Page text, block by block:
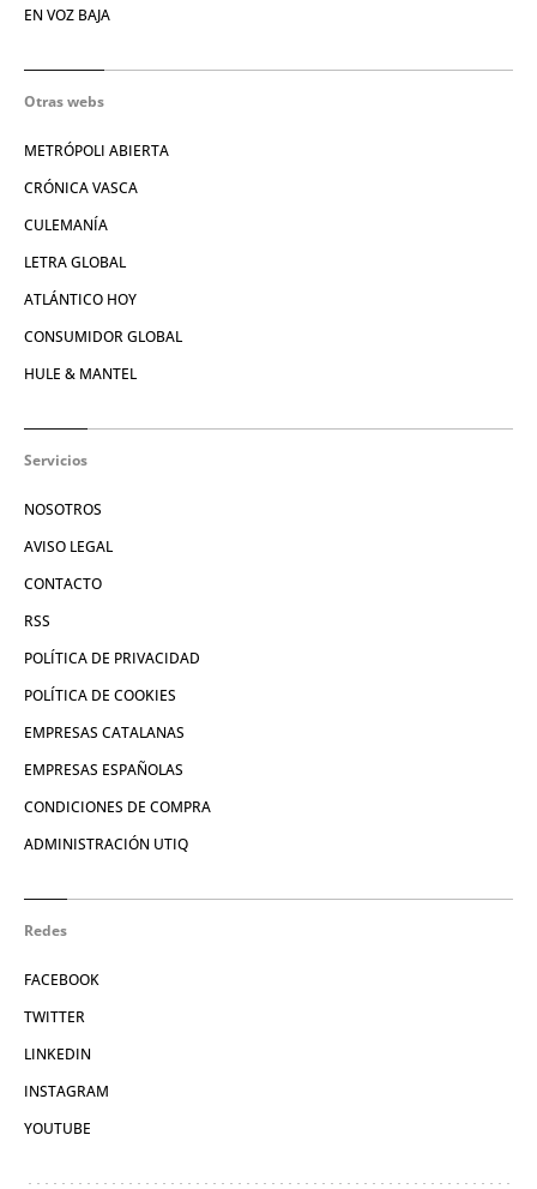
EN VOZ BAJA
Otras webs
METRÓPOLI ABIERTA
CRÓNICA VASCA
CULEMANÍA
LETRA GLOBAL
ATLÁNTICO HOY
CONSUMIDOR GLOBAL
HULE & MANTEL
Servicios
NOSOTROS
AVISO LEGAL
CONTACTO
RSS
POLÍTICA DE PRIVACIDAD
POLÍTICA DE COOKIES
EMPRESAS CATALANAS
EMPRESAS ESPAÑOLAS
CONDICIONES DE COMPRA
ADMINISTRACIÓN UTIQ
Redes
FACEBOOK
TWITTER
LINKEDIN
INSTAGRAM
YOUTUBE